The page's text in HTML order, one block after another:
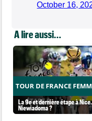
October 16,
A lire aussi...
TOUR DE FRANCE
La 9e et dernière étape à
Niewiadoma ?